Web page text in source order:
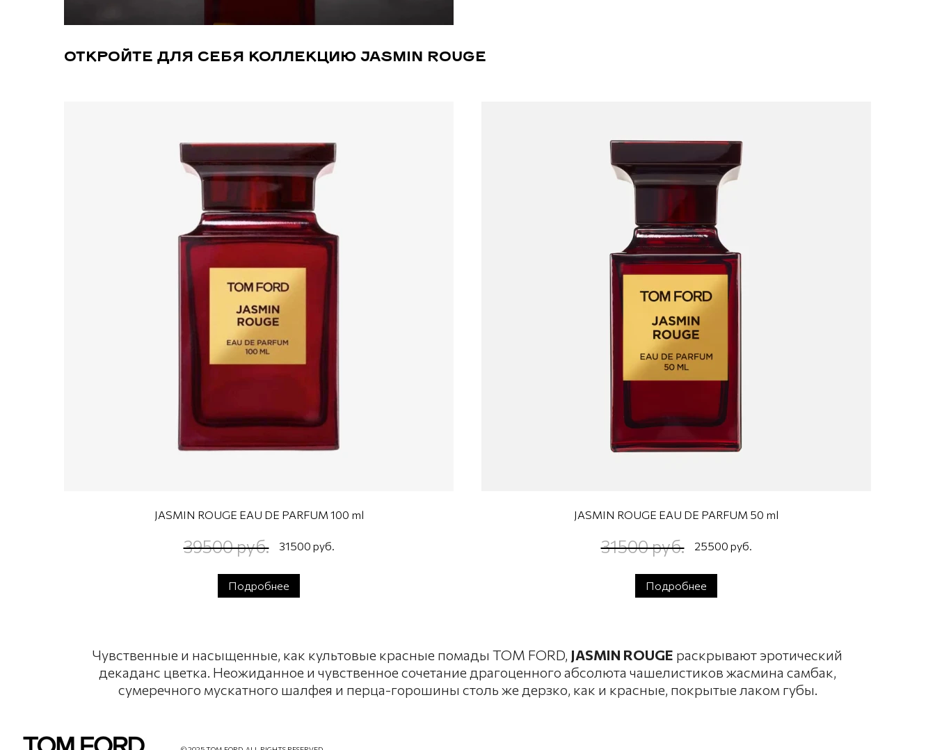
ОТКРОЙТЕ ДЛЯ СЕБЯ КОЛЛЕКЦИЮ JASMIN ROUGE
JASMIN ROUGE EAU DE PARFUM 100 ml
39500 руб. 31500 руб.
Подробнее
JASMIN ROUGE EAU DE PARFUM 50 ml
31500 руб. 25500 руб.
Подробнее
Чувственные и насыщенные, как культовые красные помады TOM FORD, JASMIN ROUGE раскрывают эротический
декаданс цветка. Неожиданное и чувственное сочетание драгоценного абсолюта чашелистиков жасмина самбак,
сумеречного мускатного шалфея и перца-горошины столь же дерзко, как и красные, покрытые лаком губы.